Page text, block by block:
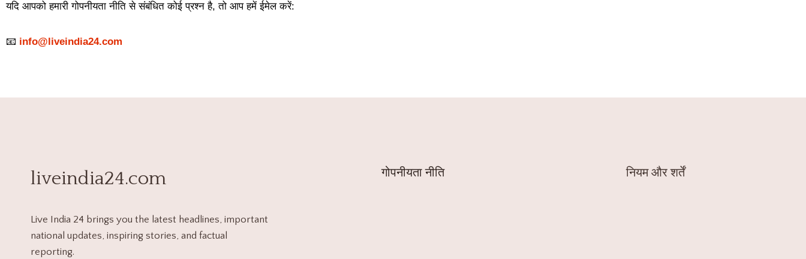
यदि आपको हमारी गोपनीयता नीति से संबंधित कोई प्रश्न है, तो आप हमें ईमेल करें:
📧 info@liveindia24.com
liveindia24.com
Live India 24 brings you the latest headlines, important
national updates, inspiring stories, and factual
reporting.
गोपनीयता नीति नियम और शर्तें